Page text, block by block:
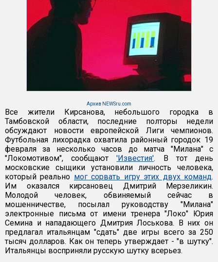
Архив NEWSru.com
Все жители Кирсанова, небольшого городка в
Тамбовской области, последние полторы недели
обсуждают новости европейской Лиги чемпионов.
Футбольная лихорадка охватила районный городок 19
февраля за несколько часов до матча "Милана" с
"Локомотивом", сообщают'Известия'. В тот день
московские сыщики установили личность человека,
который реально мог сорвать игру этих двух команд.
Им оказался кирсановец Дмитрий Мерзеликин.
Молодой человек, обвиняемый сейчас в
мошенничестве, посылал руководству "Милана"
электронные письма от имени тренера "Локо" Юрия
Семина и нападающего Дмитрия Лоськова. В них он
предлагал итальянцам "сдать" две игры всего за 250
тысяч долларов. Как он теперь утверждает - "в шутку".
Итальянцы восприняли русскую шутку всерьез.